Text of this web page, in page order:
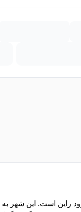
راین است. این شهر